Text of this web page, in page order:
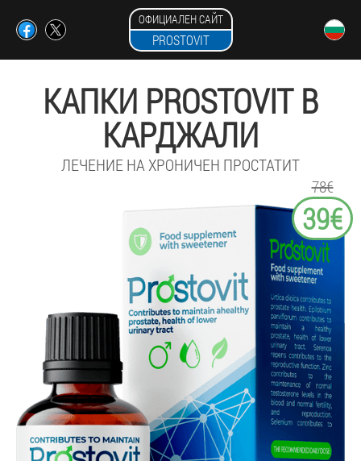
ОФИЦИАЛЕН САЙТ
PROSTOVIT
КАПКИ PROSTOVIT В
КАРДЖАЛИ
ЛЕЧЕНИЕ НА ХРОНИЧЕН ПРОСТАТИТ
78€
39€